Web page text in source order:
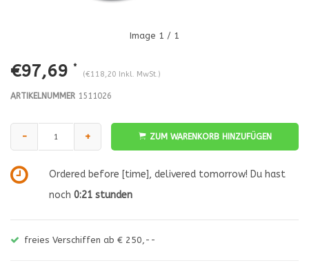
Image 1 / 1
€97,69 *
(€118,20 Inkl. MwSt.)
ARTIKELNUMMER 1511026
- + ZUM WARENKORB HINZUFÜGEN
Ordered before [time], delivered tomorrow! Du hast
noch 0:21stunden
freies Verschiffen ab € 250,--